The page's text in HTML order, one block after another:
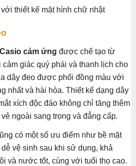
thiết kế mặt hình chữ nhật
cảm ứng được chế tạo từ
giác quý phái và thanh lịch cho
dây đeo được phối đồng màu với
nhất và hài hòa. Thiết kế dạng dây
xích độc đáo không chỉ tăng thêm
ngoài sang trọng và đẳng cấp.
có một số ưu điểm như bề mặt
vệ sinh sau khi sử dụng, khả
và nước tốt, cùng với tuổi thọ cao.